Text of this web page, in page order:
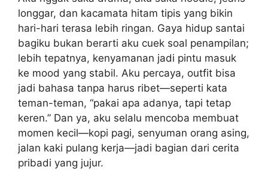
longgar, dan kacamata hitam tipis yang bikin
hari-hari terasa lebih ringan. Gaya hidup santai
bagiku bukan berarti aku cuek soal penampilan;
lebih tepatnya, kenyamanan jadi pintu masuk
ke mood yang stabil. Aku percaya, outfit bisa
jadi bahasa tanpa harus ribet—seperti kata
teman-teman, “pakai apa adanya, tapi tetap
keren.” Dan ya, aku selalu mencoba membuat
momen kecil—kopi pagi, senyuman orang asing,
jalan kaki pulang kerja—jadi bagian dari cerita
pribadi yang jujur.